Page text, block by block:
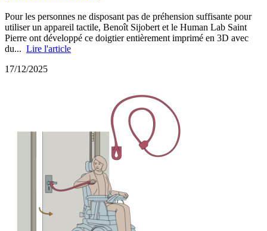
Pour les personnes ne disposant pas de préhension suffisante pour
utiliser un appareil tactile, Benoît Sijobert et le Human Lab Saint
Pierre ont développé ce doigtier entièrement imprimé en 3D avec
du... Lire l'article
17/12/2025